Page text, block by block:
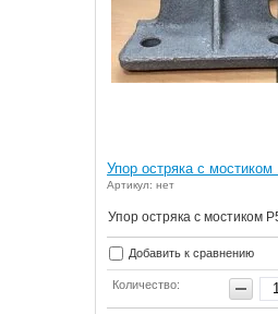
Упор остряка с мостиком
Артикул: нет
Упор остряка с мостиком
Добавить к сравнению
Количество: